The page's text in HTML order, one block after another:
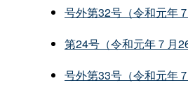
号外第32号（令和元年
第24号（令和元年７月
号外第33号（令和元年